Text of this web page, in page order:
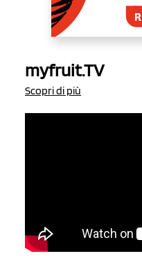
myfruit.TV
Scopri di più